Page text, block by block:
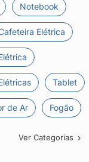
Notebook
Elétrica
Tablet
de Ar Fogão
Ver Categorias